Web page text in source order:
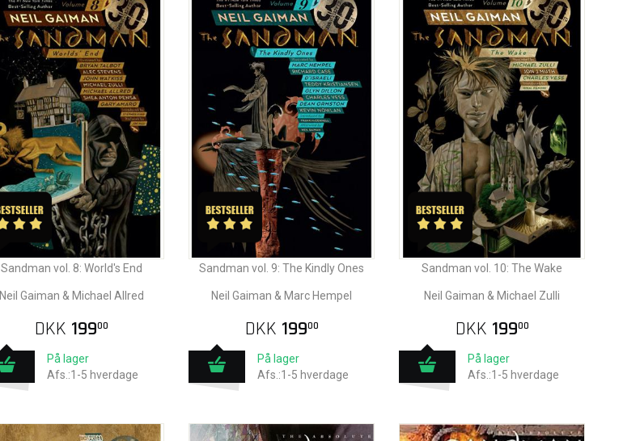
Sandman vol. 8: World's End
Neil Gaiman & Michael Allred
DKK 19900
På lager
Afs.:1-5 hverdage
Sandman vol. 9: The Kindly Ones
Neil Gaiman & Marc Hempel
DKK 19900
På lager
Afs.:1-5 hverdage
Sandman vol. 10: The Wake
Neil Gaiman & Michael Zulli
DKK 19900
På lager
Afs.:1-5 hverdage